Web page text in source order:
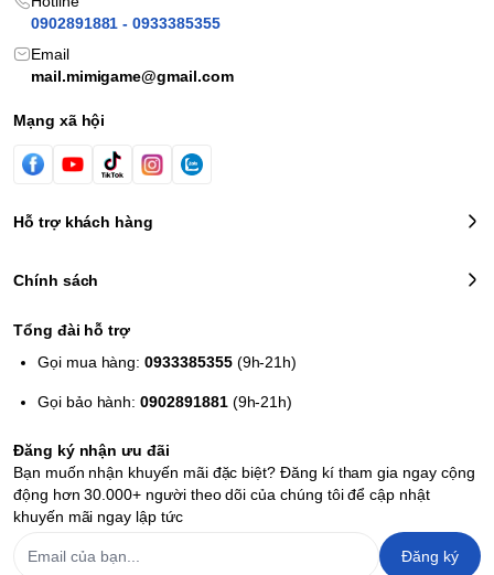
0902891881 - 0933385355
Email
mail.mimigame@gmail.com
Mạng xã hội
Hỗ trợ khách hàng
Chính sách
Tổng đài hỗ trợ
Gọi mua hàng:0933385355(9h-21h)
Gọi bảo hành:0902891881(9h-21h)
Đăng ký nhận ưu đãi
Bạn muốn nhận khuyến mãi đặc biệt? Đăng kí tham gia ngay cộng
động hơn 30.000+ người theo dõi của chúng tôi để cập nhật
khuyến mãi ngay lập tức
Đăng ký